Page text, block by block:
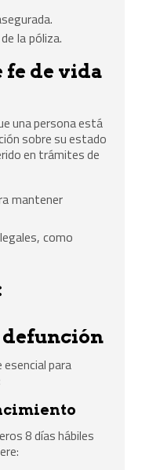
la póliza.
de vida
una persona está
sobre su estado
en trámites de
mantener
como
para
8 días hábiles